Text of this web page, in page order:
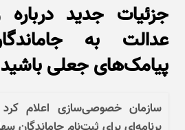
جزئیات جدید
عدالت به
پیامک‌های جعلی باشید
سازمان خصوصی‌سازی اعلام